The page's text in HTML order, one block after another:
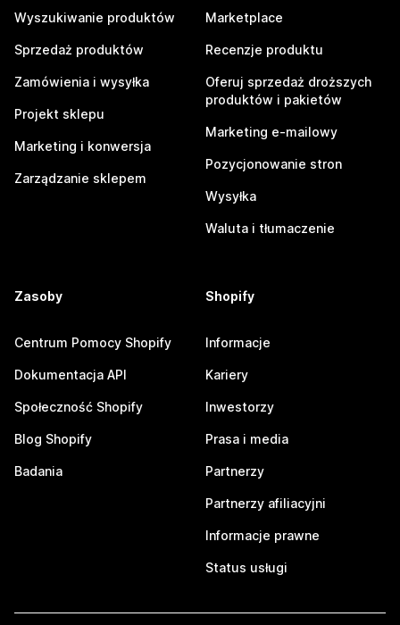
Wyszukiwanie produktów
Sprzedaż produktów
Zamówienia i wysyłka
Projekt sklepu
Marketing i konwersja
Zarządzanie sklepem
Marketplace
Recenzje produktu
Oferuj sprzedaż droższych
produktów i pakietów
Marketing e-mailowy
Pozycjonowanie stron
Wysyłka
Waluta i tłumaczenie
Zasoby
Centrum Pomocy Shopify
Dokumentacja API
Społeczność Shopify
Blog Shopify
Badania
Shopify
Informacje
Kariery
Inwestorzy
Prasa i media
Partnerzy
Partnerzy afiliacyjni
Informacje prawne
Status usługi